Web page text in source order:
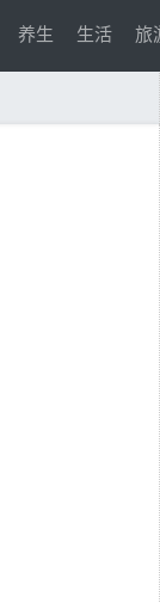
养生 生活 旅